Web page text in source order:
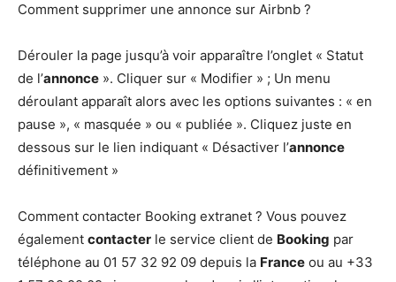
Comment supprimer une annonce sur Airbnb ?
Dérouler la page jusqu’à voir apparaître l’onglet « Statut
de l’annonce ». Cliquer sur « Modifier » ; Un menu
déroulant apparaît alors avec les options suivantes : « en
pause », « masquée » ou « publiée ». Cliquez juste en
dessous sur le lien indiquant « Désactiver l’annonce
définitivement »
Comment contacter Booking extranet ? Vous pouvez
également contacter le service client de Booking par
téléphone au 01 57 32 92 09 depuis la France ou au +33